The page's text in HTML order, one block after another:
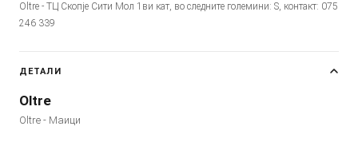
Oltre - ТЦ Скопје Сити Мол 1ви кат, во следните големини: S, контакт: 075
246 339
ДЕТАЛИ
Oltre
Oltre - Маици